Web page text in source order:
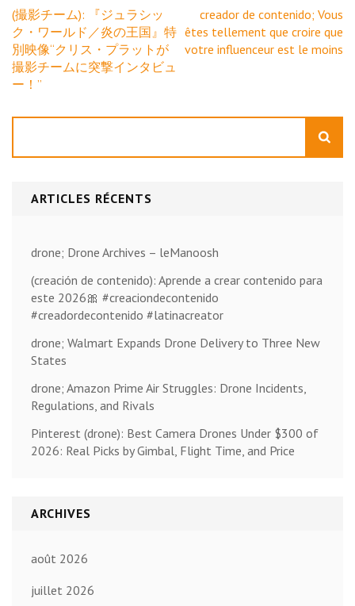
Navigation
de
l’article
(撮影チーム): 『ジュラシッ
ク・ワールド／炎の王国』特
別映像“クリス・プラットが
撮影チームに突撃インタビュ
ー！”
creador de contenido; Vous
êtes tellement que croire que
votre influenceur est le moins
ARTICLES RÉCENTS
drone; Drone Archives – leManoosh
(creación de contenido): Aprende a crear contenido para
este 2026🎀 #creaciondecontenido
#creadordecontenido #latinacreator
drone; Walmart Expands Drone Delivery to Three New
States
drone; Amazon Prime Air Struggles: Drone Incidents,
Regulations, and Rivals
Pinterest (drone): Best Camera Drones Under $300 of
2026: Real Picks by Gimbal, Flight Time, and Price
ARCHIVES
août 2026
juillet 2026